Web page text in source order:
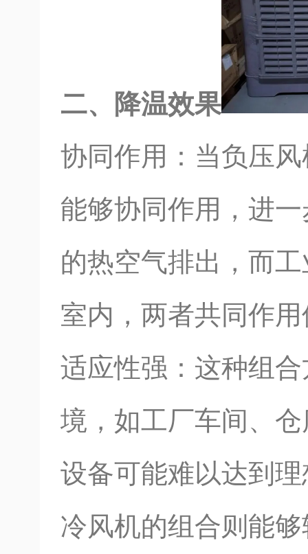
二、降温效果
协同作用：当负压
能够协同作用，进
的热空气排出，而
室内，两者共同作
适应性强：这种组
境，如工厂车间、
设备可能难以达到
冷风机的组合则能